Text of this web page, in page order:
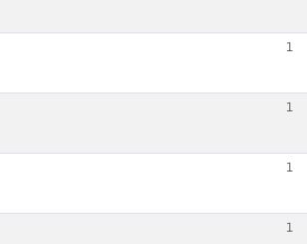
1
1
1
1